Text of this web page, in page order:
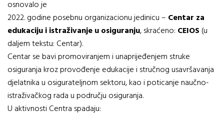
osnovalo je
2022. godine posebnu organizacionu jedinicu – Centar za
edukaciju i istraživanje u osiguranju, skraćeno: CEIOS (u
daljem tekstu: Centar).
Centar se bavi promoviranjem i unaprijeđenjem struke
osiguranja kroz provođenje edukacije i stručnog usavršavanja
djelatnika u osigurateljnom sektoru, kao i poticanje naučno-
istraživačkog rada u području osiguranja.
U aktivnosti Centra spadaju: